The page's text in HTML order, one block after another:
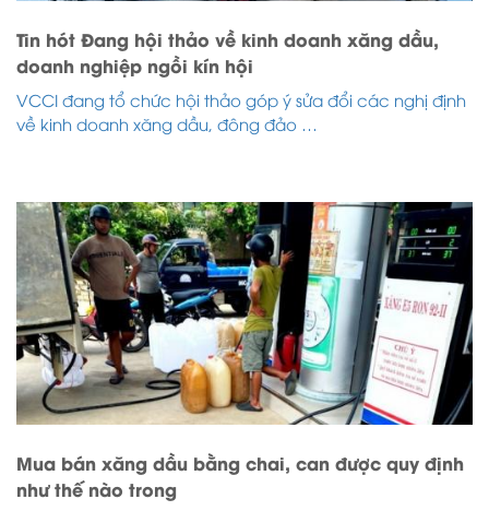
Tin hót Đang hội thảo về kinh doanh xăng dầu,
doanh nghiệp ngồi kín hội
VCCI đang tổ chức hội thảo góp ý sửa đổi các nghị định
về kinh doanh xăng dầu, đông đảo …
Mua bán xăng dầu bằng chai, can được quy định
như thế nào trong